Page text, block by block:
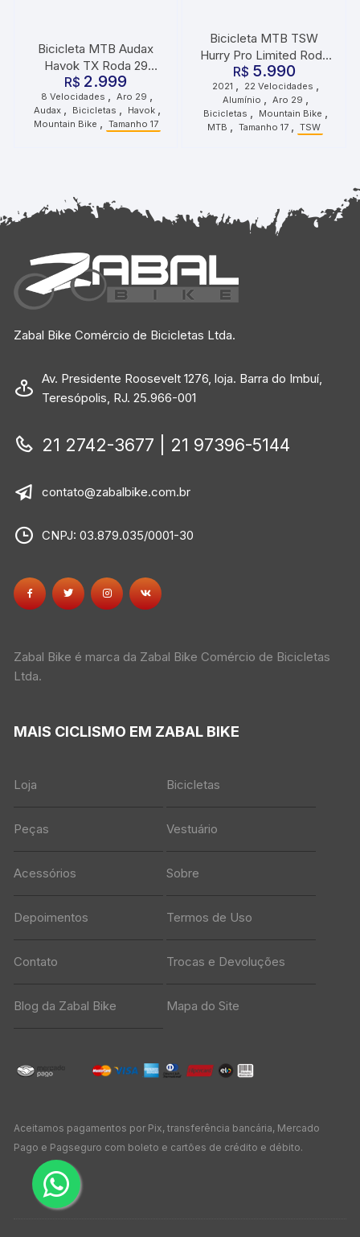
Bicicleta MTB Audax
Havok TX Roda 29
Tamanho 17 8
Velocidades Cinza
R$ 2.999
8 Velocidades Aro 29
Audax Bicicletas Havok
Mountain Bike Tamanho 17
Bicicleta MTB TSW
Hurry Pro Limited Roda
29 Tamanho 17 22
Velocidades 2021 Cinza
Vermelho
R$ 5.990
2021 , 22 Velocidades ,
Alumínio , Aro 29 ,
Bicicletas , Mountain Bike ,
MTB , Tamanho 17 , TSW
Zabal Bike Comércio de Bicicletas Ltda.
Av. Presidente Roosevelt 1276, loja. Barra do Imbuí,
Teresópolis, RJ. 25.966-001
21 2742-3677 | 21 97396-5144
contato@zabalbike.com.br
CNPJ: 03.879.035/0001-30
Zabal Bike é marca da Zabal Bike Comércio de Bicicletas
Ltda.
MAIS CICLISMO EM ZABAL BIKE
Loja Bicicletas
Peças Vestuário
Acessórios Sobre
Depoimentos Termos de Uso
Contato Trocas e Devoluções
Blog da Zabal Bike Mapa do Site
Aceitamos pagamentos por Pix, transferência bancária, Mercado
Pago e Pagseguro com boleto e cartões de crédito e débito.